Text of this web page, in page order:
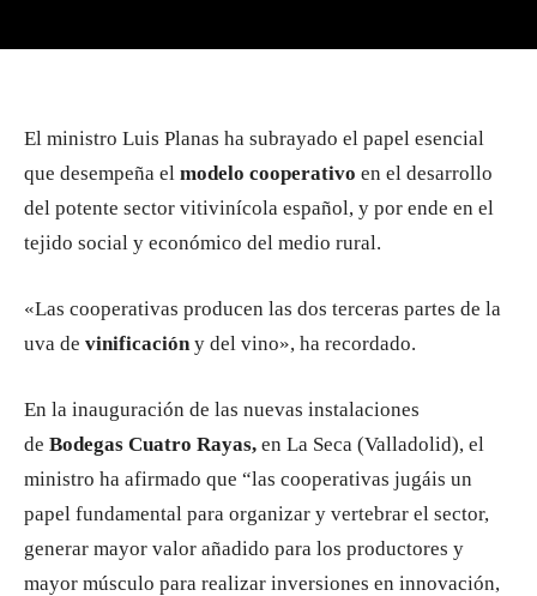
El ministro Luis Planas ha subrayado el papel esencial
que desempeña el modelo cooperativo en el desarrollo
del potente sector vitivinícola español, y por ende en el
tejido social y económico del medio rural.
«Las cooperativas producen las dos terceras partes de la
uva de vinificacióny del vino», ha recordado.
En la inauguración de las nuevas instalaciones
de Bodegas Cuatro Rayas, en La Seca (Valladolid), el
ministro ha afirmado que “las cooperativas jugáis un
papel fundamental para organizar y vertebrar el sector,
generar mayor valor añadido para los productores y
mayor músculo para realizar inversiones en innovación,